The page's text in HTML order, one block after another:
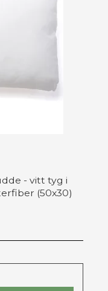
- vitt tyg i
(50x30)